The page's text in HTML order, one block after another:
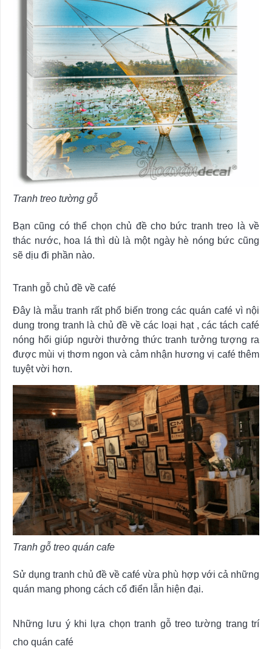
Tranh treo tường gỗ
Bạn cũng có thể chọn chủ đề cho bức tranh treo là về
thác nước, hoa lá thì dù là một ngày hè nóng bức cũng
sẽ dịu đi phần nào.
Tranh gỗ chủ đề về café
Đây là mẫu tranh rất phổ biến trong các quán café vì nội
dung trong tranh là chủ đề về các loại hạt , các tách café
nóng hổi giúp người thưởng thức tranh tưởng tượng ra
được mùi vị thơm ngon và cảm nhận hương vị café thêm
tuyệt vời hơn.
Tranh gỗ treo quán cafe
Sử dụng tranh chủ đề về café vừa phù hợp với cả những
quán mang phong cách cổ điển lẫn hiện đại.
Những lưu ý khi lựa chọn tranh gỗ treo tường trang trí
cho quán café